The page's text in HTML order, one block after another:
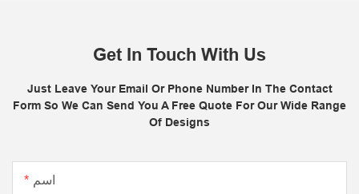
Get In Touch With Us
Just Leave Your Email Or Phone Number In The Contact
Form So We Can Send You A Free Quote For Our Wide Range
Of Designs
اسم